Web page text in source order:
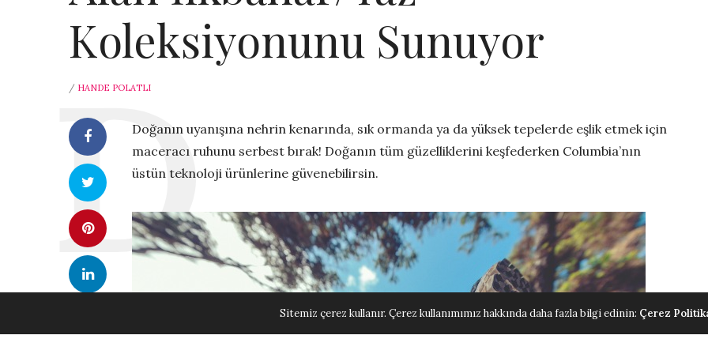
Koleksiyonunu Sunuyor
/ HANDE POLATLI
Doğanın uyanışına nehrin kenarında, sık ormanda ya da yüksek tepelerde eşlik etmek için
maceracı ruhunu serbest bırak! Doğanın tüm güzelliklerini keşfederken Columbia’nın
üstün teknoloji ürünlerine güvenebilirsin.
Sitemiz çerez kullanır. Çerez kullanımımız hakkında daha fazla bilgi edinin: Çerez